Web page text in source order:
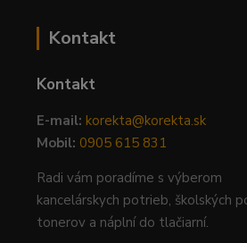
Kontakt
Kontakt
E-mail: korekta@korekta.sk
Mobil: 0905 615 831
Radi vám poradíme s výberom
kancelárskych potrieb, školských
tonerov a náplní do tlačiarní.